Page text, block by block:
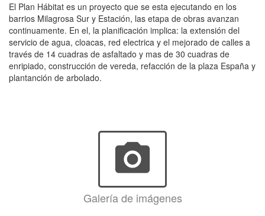
El Plan Hábitat es un proyecto que se esta ejecutando en los
barrios Milagrosa Sur y Estación, las etapa de obras avanzan
continuamente. En el, la planificación implica: la extensión del
servicio de agua, cloacas, red electrica y el mejorado de calles a
través de 14 cuadras de asfaltado y mas de 30 cuadras de
enripiado, construcción de vereda, refacción de la plaza España y
plantanción de arbolado.
photo_camera
Galería de imágenes